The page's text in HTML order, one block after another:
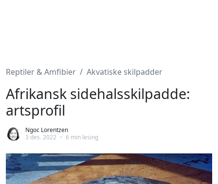
Reptiler & Amfibier Akvatiske skilpadder
Afrikansk sidehalsskilpadde:
artsprofil
Ngoc Lorentzen
3 des. 2022 • 6 min lesing